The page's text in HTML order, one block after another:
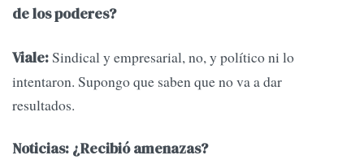
de los poderes?
Viale:Sindical y empresarial, no, y político ni lo
intentaron. Supongo que saben que no va a dar
resultados.
Noticias: ¿Recibió amenazas?